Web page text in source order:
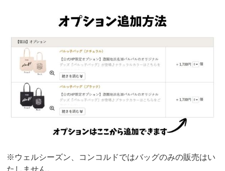
※ウェルシーズン、コンコルドではバッグのみの販売はい
たしません。